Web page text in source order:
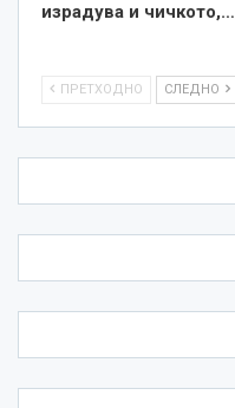
израдува и чичкото,…
ПРЕТХОДНО СЛЕДНО